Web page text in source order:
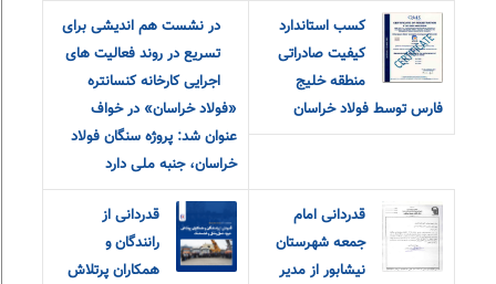
کسب استاندارد
کیفیت صادراتی
منطقه خلیج
فارس توسط فولاد خراسان
در نشست هم اندیشی برای
تسریع در روند فعالیت های
اجرایی کارخانه کنسانتره
«فولاد خراسان» در خواف
عنوان شد: پروژه سنگان فولاد
خراسان، جنبه ملی دارد
قدردانی امام
جمعه شهرستان
نیشابور از مدیر
قدردانی از
رانندگان و
همکاران پرتلاش